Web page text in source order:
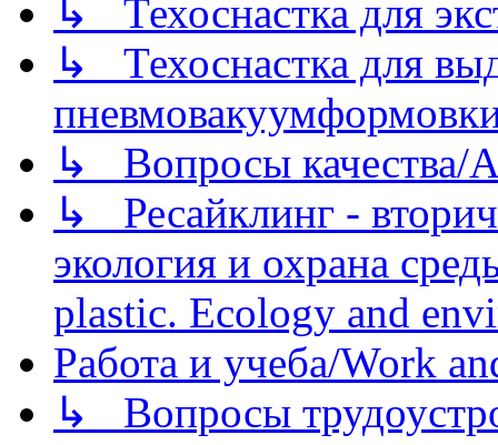
↳ Техоснастка для
↳ Техоснастка для
↳ Вопросы качества/
↳ Ресайклинг -
экология и охрана
plastic. Ecology and
Работа и учеба/Work
↳ Вопросы